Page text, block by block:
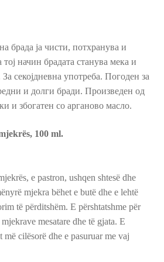
брада ја чисти, потхранува и
начин брадата станува мека и
секојдневна употреба. Погоден за
и долги бради. Произведен од
и збогатен со арганово масло.
100 ml.
e pastron, ushqen shtesë dhe
mjekra bëhet e butë dhe e lehtë
të përditshëm. E përshtatshme për
mesatare dhe të gjata. E
më cilësorë dhe e pasuruar me vaj